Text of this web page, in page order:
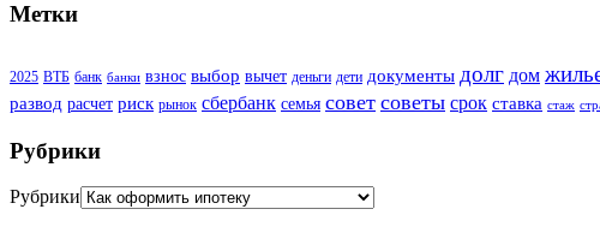
Метки
2025 ВТБ банк банки взнос выбор вычет деньги дети документы долг дом
развод расчет риск рынок сбербанк семья совет советы срок ставка стаж
Рубрики
Рубрики